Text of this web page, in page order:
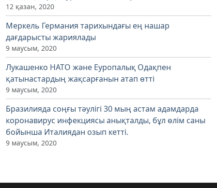
12 қазан, 2020
Меркель Германия тарихындағы ең нашар
дағдарысты жариялады
9 маусым, 2020
Лукашенко НАТО және Еуропалық Одақпен
қатынастардың жақсарғанын атап өтті
9 маусым, 2020
Бразилияда соңғы тәулігі 30 мың астам адамдарда
коронавирус инфекциясы анықталды, бұл өлім саны
бойынша Италиядан озып кетті.
9 маусым, 2020